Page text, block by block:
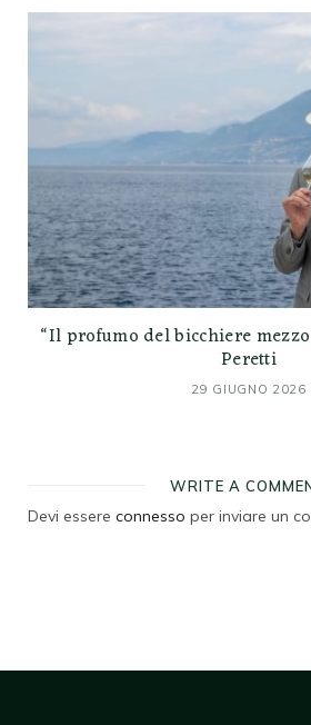
“Il profumo del bicchiere
Peretti
29 GIUGNO 2026
WRITE A
Devi essere connesso per inviare un